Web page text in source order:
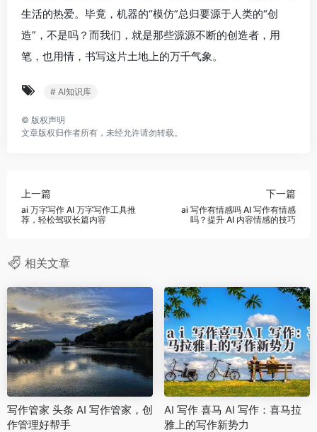
生活的热爱。毕竟，机器的“模仿”总归要源于人类的“创
造”，不是吗？而我们，就是那些源源不断的创造者，用
笔，也用情，书写这片土地上的万千气象。
# AI知识库
© 版权声明
文章版权归作者所有，未经允许请勿转载。
上一篇
ai 万字写作 AI 万字写作工具推
荐，轻松驾驭长篇内容
下一篇
ai 写作有情感吗 AI 写作有情感
吗？提升 AI 内容情感的技巧
相关文章
写作管家 头条 AI 写作管家，创
作管理好帮手
AI 写作 喜马 AI 写作：喜马拉
雅上的写作新势力